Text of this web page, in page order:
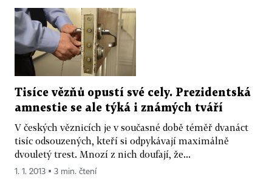
Tisíce vězňů opustí své cely. Prezidentská
amnestie se ale týká i známých tváří
V českých věznicích je v současné době téměř dvanáct
tisíc odsouzených, kteří si odpykávají maximálně
dvouletý trest. Mnozí z nich doufají, že...
1. 1. 2013 ▪ 3 min. čtení